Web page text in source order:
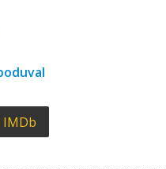
– Solomante Theneechakal
IMDb